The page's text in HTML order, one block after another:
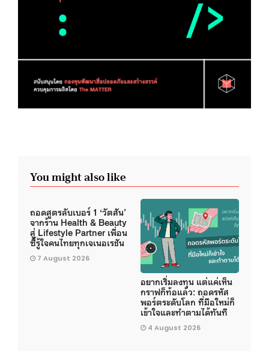
You might also like
ถอดสูตรลับเบอร์ 1 ‘วัตสัน’
จากร้าน Health & Beauty
สู่ Lifestyle Partner เพื่อน
ซี้รู้ใจคนไทยทุกเจเนอเรชัน
7 August 2026
อยากเริ่มลงทุน แต่แค่เห็น
กราฟก็ท้อแล้ว: ถอดรหัส
พอร์ตระดับโลก ที่มือใหม่ก็
เข้าใจและทำตามได้ทันที
4 August 2026